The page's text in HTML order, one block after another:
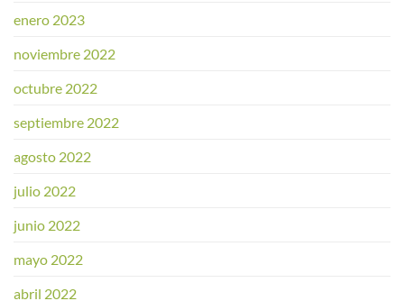
enero 2023
noviembre 2022
octubre 2022
septiembre 2022
agosto 2022
julio 2022
junio 2022
mayo 2022
abril 2022